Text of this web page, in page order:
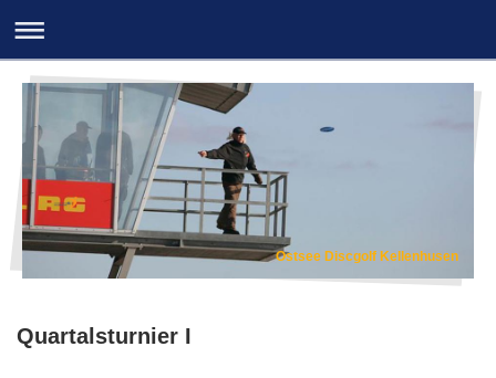
Ostsee Discgolf Kellenhusen
Quartalsturnier I